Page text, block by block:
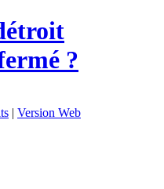
?
| Version Web